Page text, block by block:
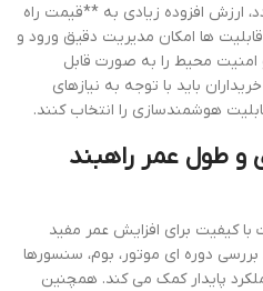
ارزش افزوده زیادی به **قیمت راه
ها امکان مدیریت دقیق ورود و
امنیت محیط را به صورت قابل
باید با توجه به نیازهای
هوشمندسازی را انتخاب کنند.
و طول عمر راهبند
کیفیت برای افزایش عمر مفید
دوره ای موتور، بوم، سنسورها
پایدار کمک می کند. همچنین